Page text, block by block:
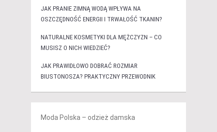
JAK PRANIE ZIMNĄ WODĄ WPŁYWA NA
OSZCZĘDNOŚĆ ENERGII I TRWAŁOŚĆ TKANIN?
NATURALNE KOSMETYKI DLA MĘŻCZYZN – CO
MUSISZ O NICH WIEDZIEĆ?
JAK PRAWIDŁOWO DOBRAĆ ROZMIAR
BIUSTONOSZA? PRAKTYCZNY PRZEWODNIK
Moda Polska – odzież damska